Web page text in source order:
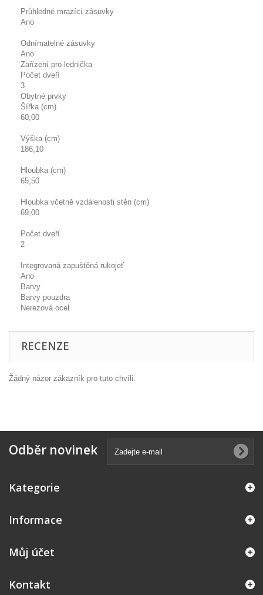
Průhledné mrazící zásuvky
Ano
Odnímatelné zásuvky
Ano
Zařízení pro lednička
Počet dveří
3
Obytné prvky
Šířka (cm)
60,00
Výška (cm)
186,10
Hloubka (cm)
65,50
Hloubka včetně vzdálenosti stěn (cm)
69,00
Počet dveří
2
Integrovaná zapuštěná rukojeť
Ano
Barvy
Barvy pouzdra
Nerezová ocel
RECENZE
Žádný názor zákazník pro tuto chvíli.
Odběr novinek
Kategorie
Informace
Můj účet
Kontakt